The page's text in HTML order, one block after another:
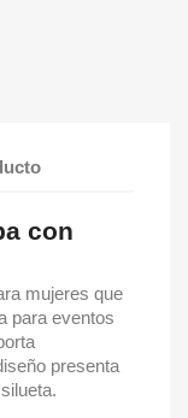
con
mujeres que
para eventos
presenta